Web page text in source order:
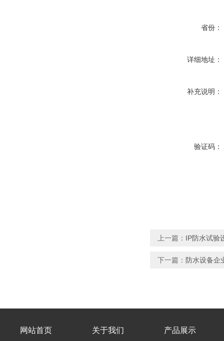
省份：
详细地址：
补充说明：
验证码：
上一篇： IP防水试验
下一篇： 防水设备企
网站首页 关于我们 产品展示